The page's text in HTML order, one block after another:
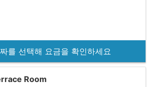
를 선택해 요금을 확인하세요
Room